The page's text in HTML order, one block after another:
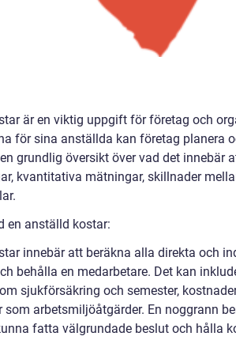
är en viktig uppgift för företag och
för sina anställda kan företag planera
grundlig översikt över vad det innebär
kvantitativa mätningar, skillnader
en anställd kostar:
innebär att beräkna alla direkta och
behålla en medarbetare. Det kan
sjukförsäkring och semester,
arbetsmiljöåtgärder. En noggrann
fatta välgrundade beslut och hålla